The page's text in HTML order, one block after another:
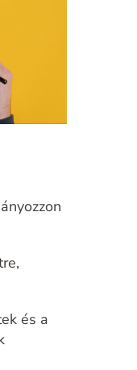
és a